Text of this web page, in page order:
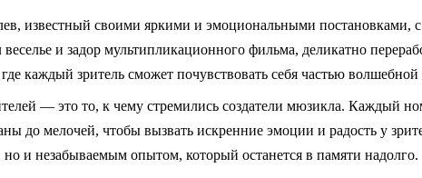
известный своими яркими и эмоциональными постановками,
и задор мультипликационного фильма, деликатно
каждый зритель сможет почувствовать себя частью волшебной
— это то, к чему стремились создатели мюзикла. Каждый
до мелочей, чтобы вызвать искренние эмоции и радость у
и незабываемым опытом, который останется в памяти надолго.